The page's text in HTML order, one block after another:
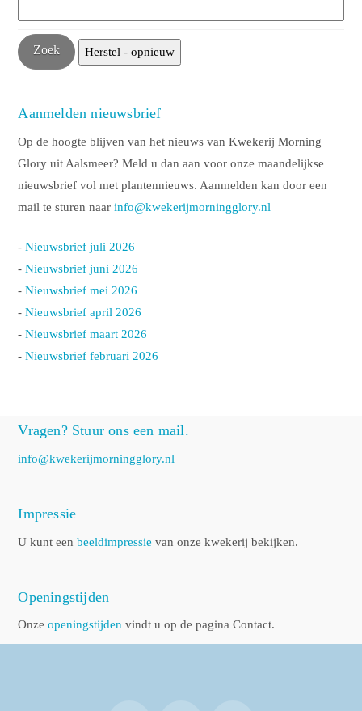
Aanmelden nieuwsbrief
Op de hoogte blijven van het nieuws van Kwekerij Morning
Glory uit Aalsmeer? Meld u dan aan voor onze maandelijkse
nieuwsbrief vol met plantennieuws. Aanmelden kan door een
mail te sturen naarinfo@kwekerijmorningglory.nl
-Nieuwsbrief juli 2026
-Nieuwsbrief juni 2026
-Nieuwsbrief mei 2026
-Nieuwsbrief april 2026
-Nieuwsbrief maart 2026
-Nieuwsbrief februari 2026
Vragen? Stuur ons een mail.
info@kwekerijmorningglory.nl
Impressie
U kunt eenbeeldimpressie van onze kwekerij bekijken.
Openingstijden
Onzeopeningstijden vindt u op de pagina Contact.